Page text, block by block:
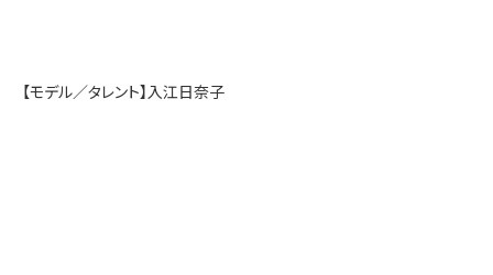
【モデル／タレント】入江日奈子